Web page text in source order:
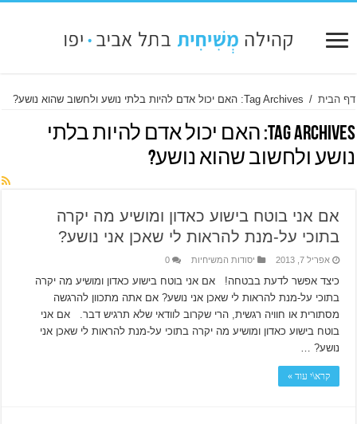
דף הבית / Tag Archives: האם יכול אדם להיות בלתי נושע ולחשוב שהוא נושע?
Tag Archives: האם יכול אדם להיות בלתי
נושע ולחשוב שהוא נושע?
אם אני בוטח בישוע כאדון ומושיע מה יקרה
בתוכי על-מנת להראות לי שאכן אני נושע?
אפריל 7, 2013 יסודות המשיחיות 0
כיצד אפשר לדעת בבטחה! אם אני בוטח בישוע כאדון ומושיע מה יקרה
בתוכי על-מנת להראות לי שאכן אני נושע? אם אתה מתכוון להרגשה
מסתורית או חוויה רגשית, הרי שקרוב לוודאי שלא תרגיש דבר. אם אני
בוטח בישוע כאדון ומושיע מה יקרה בתוכי על-מנת להראות לי שאכן אני
נושע? …
קרא\י עוד »